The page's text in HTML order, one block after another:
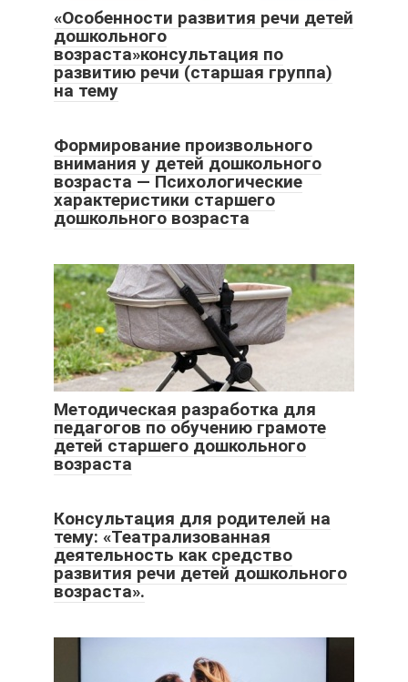
«Особенности развития речи детей
дошкольного
возраста»консультация по
развитию речи (старшая группа)
на тему
Формирование произвольного
внимания у детей дошкольного
возраста — Психологические
характеристики старшего
дошкольного возраста
Методическая разработка для
педагогов по обучению грамоте
детей старшего дошкольного
возраста
Консультация для родителей на
тему: «Театрализованная
деятельность как средство
развития речи детей дошкольного
возраста».